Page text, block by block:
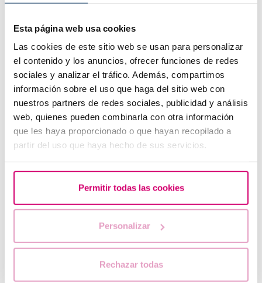
Esta página web usa cookies
Las cookies de este sitio web se usan para personalizar
el contenido y los anuncios, ofrecer funciones de redes
sociales y analizar el tráfico. Además, compartimos
información sobre el uso que haga del sitio web con
nuestros partners de redes sociales, publicidad y análisis
web, quienes pueden combinarla con otra información
que les haya proporcionado o que hayan recopilado a
partir del uso que haya hecho de sus servicios.
Permitir todas las cookies
Personalizar
Rechazar todas
Le létrozole, la meilleure alternative pour induire
l'ovulation chez les femmes atteintes du syndrome de
l’ovaire polykystique.
Les plus lus